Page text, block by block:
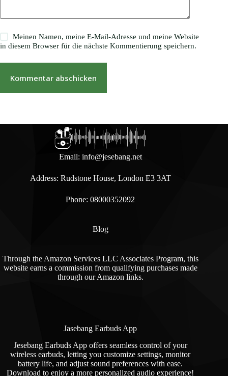
Meinen Namen, meine E-Mail-Adresse und meine Website
in diesem Browser für die nächste Kommentierung speichern.
Kommentar abschicken
Email: info@jesebang.net
Address: Rudstone House, London E3 3AT
Phone: 08000352092
Blog
Through the Amazon Services LLC Associates Program, this
website earns a commission from qualifying purchases made
through our Amazon links.
Jasebang Earbuds App
Jesebang Earbuds App offers seamless control of your
wireless earbuds, letting you customize settings, monitor
battery life, and adjust sound preferences with ease.
Download to enjoy a more personalized audio experience!